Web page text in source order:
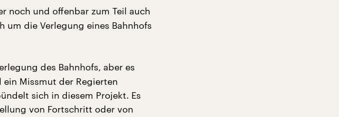
noch und offenbar zum Teil auch
um die Verlegung eines Bahnhofs
des Bahnhofs, aber es
Missmut der Regierten
sich in diesem Projekt. Es
von Fortschritt oder von